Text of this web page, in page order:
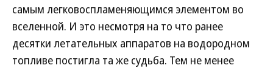
самым легковоспламеняющимся элементом во
вселенной. И это несмотря на то что ранее
десятки летательных аппаратов на водородном
топливе постигла та же судьба. Тем не менее